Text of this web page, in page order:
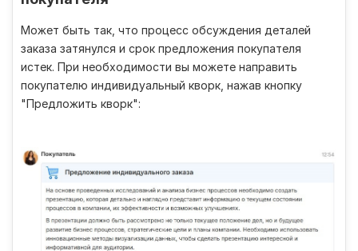
Может быть так, что процесс обсуждения деталей
заказа затянулся и срок предложения покупателя
истек. При необходимости вы можете направить
покупателю индивидуальный кворк, нажав кнопку
"Предложить кворк":